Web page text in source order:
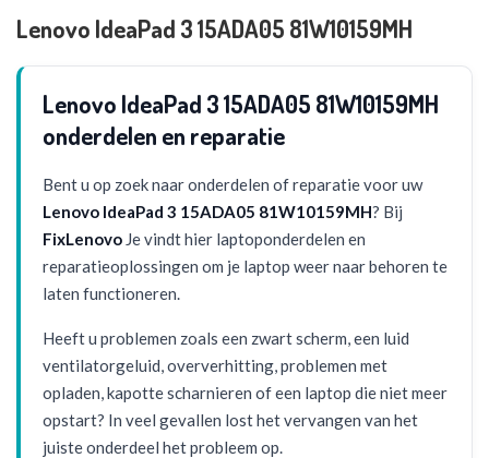
Lenovo IdeaPad 3 15ADA05 81W10159MH
Lenovo IdeaPad 3 15ADA05 81W10159MH
onderdelen en reparatie
Bent u op zoek naar onderdelen of reparatie voor uw
Lenovo IdeaPad 3 15ADA05 81W10159MH? Bij
FixLenovo Je vindt hier laptoponderdelen en
reparatieoplossingen om je laptop weer naar behoren te
laten functioneren.
Heeft u problemen zoals een zwart scherm, een luid
ventilatorgeluid, oververhitting, problemen met
opladen, kapotte scharnieren of een laptop die niet meer
opstart? In veel gevallen lost het vervangen van het
juiste onderdeel het probleem op.